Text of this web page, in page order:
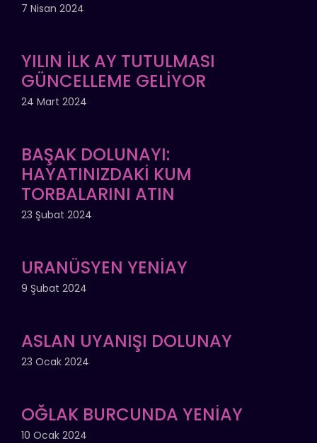
7 Nisan 2024
YILIN İLK AY TUTULMASI
GÜNCELLEME GELİYOR
24 Mart 2024
BAŞAK DOLUNAYI:
HAYATINIZDAKİ KUM
TORBALARINI ATIN
23 Şubat 2024
URANÜSYEN YENİAY
9 Şubat 2024
ASLAN UYANIŞI DOLUNAY
23 Ocak 2024
OĞLAK BURCUNDA YENİAY
10 Ocak 2024